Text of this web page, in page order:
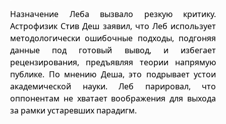
Назначение Леба вызвало резкую критику.
Астрофизик Стив Деш заявил, что Леб использует
методологически ошибочные подходы, подгоняя
данные под готовый вывод, и избегает
рецензирования, предъявляя теории напрямую
публике. По мнению Деша, это подрывает устои
академической науки. Леб парировал, что
оппонентам не хватает воображения для выхода
за рамки устаревших парадигм.